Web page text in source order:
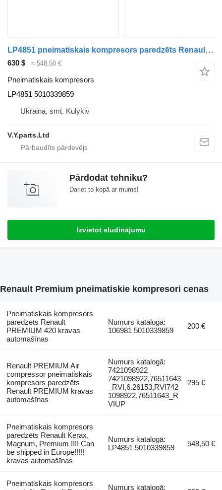
LP4851 pneimatiskais kompresors paredzēts Renault Kerax, Magnum, Premium !!!! Can be shipped in Europe!!!!! kravas automašīnas
630 $ ≈ 548,50 €
Pneimatiskais kompresors
LP4851 5010339859
Ukraina, smt. Kulykiv
V.Y.parts.Ltd
Pārdodat tehniku?
Dariet to kopā ar mums!
Izvietot sludinājumu
Renault Premium pneimatiskie kompresori cenas
Pneimatiskais kompresors
paredzēts Renault
PREMIUM 420 kravas
automašīnas
Numurs katalogā:
106981 5010339859
200 €
Renault PREMIUM Air
compressor pneimatiskais
kompresors paredzēts
Renault PREMIUM kravas
automašīnas
Numurs katalogā:
7421098922
7421098922,76511643
_RVI,6.26153,RVI742
1098922,76511643_R
VIUP
295 €
Pneimatiskais kompresors
paredzēts Renault Kerax,
Magnum, Premium !!!! Can
be shipped in Europe!!!!!
kravas automašīnas
Numurs katalogā:
LP4851 5010339859
548,50 €
Pneimatiskais kompresors
Numurs katalogā: